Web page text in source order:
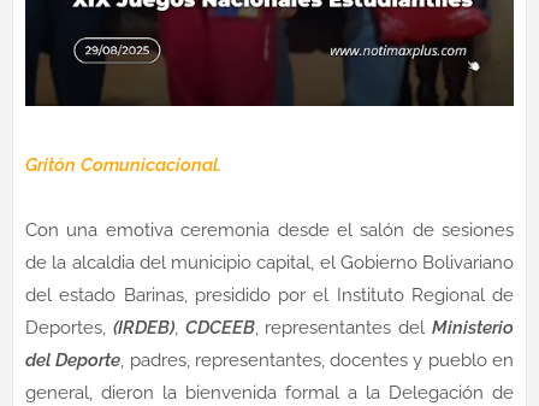
Gritón Comunicacional.
Con una emotiva ceremonia desde el salón de sesiones
de la alcaldia del municipio capital, el Gobierno Bolivariano
del estado Barinas, presidido por el Instituto Regional de
Deportes, (IRDEB), CDCEEB, representantes delMinisterio
del Deporte, padres, representantes, docentes y pueblo en
general, dieron la bienvenida formal a la Delegación de